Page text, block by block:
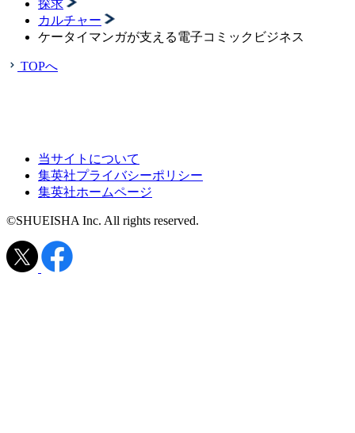
探求
カルチャー
ケータイマンガが支える電子コミックビジネス
TOPへ
当サイトについて
集英社プライバシーポリシー
集英社ホームページ
©SHUEISHA Inc. All rights reserved.